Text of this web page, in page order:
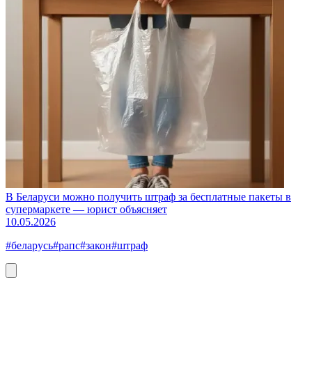
В Беларуси можно получить штраф за бесплатные пакеты в
супермаркете — юрист объясняет
10.05.2026
#беларусь#рапс#закон#штраф